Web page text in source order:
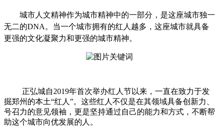
城市人文精神作为城市精神中的一部分，是这座城市独一
无二的DNA。当一个城市拥有的红人越多，这座城市就具备
更强的文化凝聚力和更强的城市精神。
正弘城自2019年首次举办红人节以来，一直在致力于发
掘郑州的本土“红人”。这些红人不仅是在其领域具备创新力、
号召力的意见领袖，更是坚持通过自己的能力和方式，不断帮
助这个城市向优发展的人。